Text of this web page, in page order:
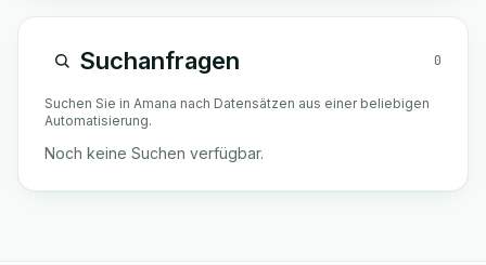
Suchanfragen 0
Suchen Sie in Amana nach Datensätzen aus einer beliebigen
Automatisierung.
Noch keine Suchen verfügbar.